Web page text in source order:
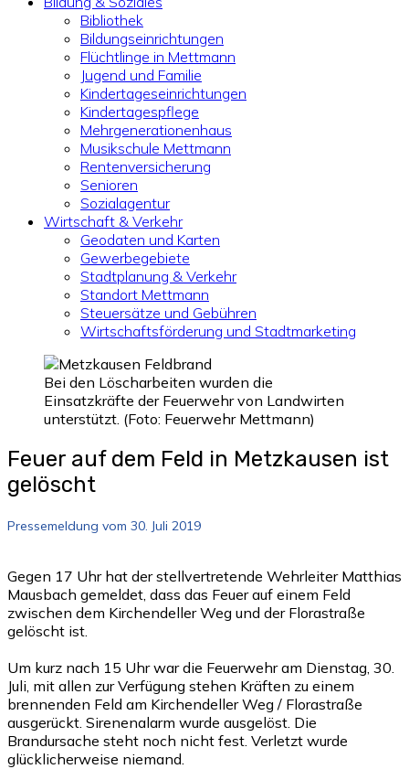
Bibliothek
Bildungseinrichtungen
Flüchtlinge in Mettmann
Jugend und Familie
Kindertageseinrichtungen
Kindertagespflege
Mehrgenerationenhaus
Musikschule Mettmann
Rentenversicherung
Senioren
Sozialagentur
Wirtschaft & Verkehr
Geodaten und Karten
Gewerbegebiete
Stadtplanung & Verkehr
Standort Mettmann
Steuersätze und Gebühren
Wirtschaftsförderung und Stadtmarketing
Bei den Löscharbeiten wurden die
Einsatzkräfte der Feuerwehr von Landwirten
unterstützt. (Foto: Feuerwehr Mettmann)
Feuer auf dem Feld in Metzkausen ist
gelöscht
Pressemeldung vom 30. Juli 2019
Gegen 17 Uhr hat der stellvertretende Wehrleiter Matthias
Mausbach gemeldet, dass das Feuer auf einem Feld
zwischen dem Kirchendeller Weg und der Florastraße
gelöscht ist.
Um kurz nach 15 Uhr war die Feuerwehr am Dienstag, 30.
Juli, mit allen zur Verfügung stehen Kräften zu einem
brennenden Feld am Kirchendeller Weg / Florastraße
ausgerückt. Sirenenalarm wurde ausgelöst. Die
Brandursache steht noch nicht fest. Verletzt wurde
glücklicherweise niemand.